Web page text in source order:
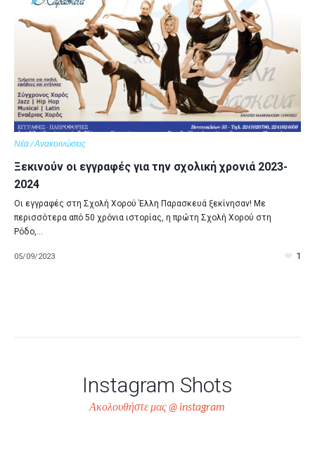
Νέα / Ανακοινώσεις
Ξεκινούν οι εγγραφές για την σχολική χρονιά 2023-
2024
Οι εγγραφές στη Σχολή Χορού Έλλη Παρασκευά ξεκίνησαν! Με
περισσότερα από 50 χρόνια ιστορίας, η πρώτη Σχολή Χορού στη
Ρόδο,...
1
05/09/2023
Instagram Shots
Ακολουθήστε μας @ instagram